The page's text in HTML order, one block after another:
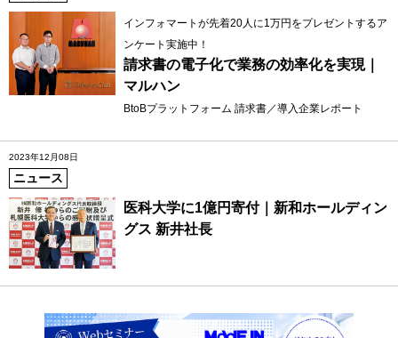
インフォマートが先着20人に1万円をプレゼントするア
ンケート実施中！
請求書の電子化で業務の効率化を実現｜
マルハン
BtoBプラットフォーム 請求書／導入企業レポート
2023年12月08日
ニュース
医科大学に1億円寄付｜新和ホールディン
グス 新井社長